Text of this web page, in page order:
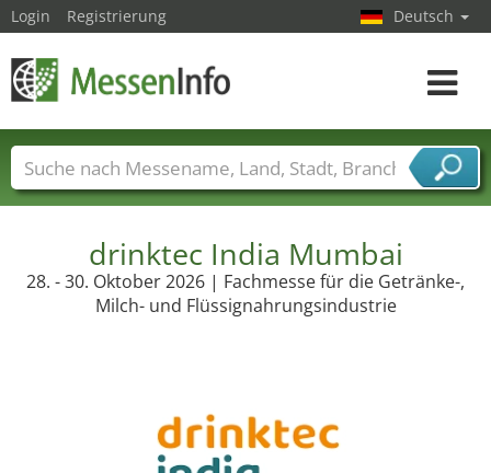
drinktec India Mumbai
28. - 30. Oktober 2026 | Fachmesse für die Getränke-,
Milch- und Flüssignahrungsindustrie
Login Registrierung Deutsch
Toggle
Messenamen Länder Städte
Branchen